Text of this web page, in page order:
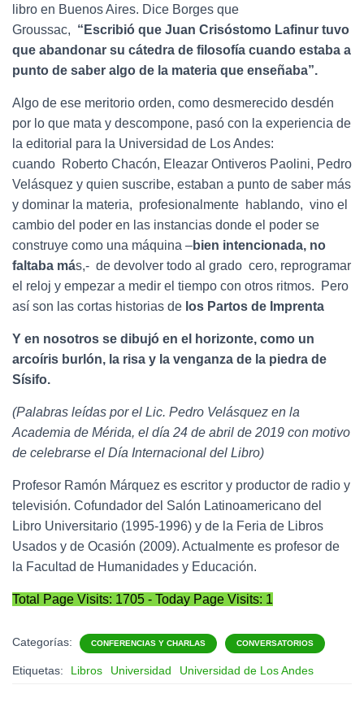
libro en Buenos Aires. Dice Borges que
Groussac, “Escribió que Juan Crisóstomo Lafinur tuvo
que abandonar su cátedra de filosofía cuando estaba a
punto de saber algo de la materia que enseñaba”.
Algo de ese meritorio orden, como desmerecido desdén
por lo que mata y descompone, pasó con la experiencia de
la editorial para la Universidad de Los Andes:
cuando Roberto Chacón, Eleazar Ontiveros Paolini, Pedro
Velásquez y quien suscribe, estaban a punto de saber más
y dominar la materia, profesionalmente hablando, vino el
cambio del poder en las instancias donde el poder se
construye como una máquina –bien intencionada, no
faltaba más,- de devolver todo al grado cero, reprogramar
el reloj y empezar a medir el tiempo con otros ritmos. Pero
así son las cortas historias de los Partos de Imprenta
Y en nosotros se dibujó en el horizonte, como un
arcoíris burlón, la risa y la venganza de la piedra de
Sísifo.
(Palabras leídas por el Lic. Pedro Velásquez en la
Academia de Mérida, el día 24 de abril de 2019 con motivo
de celebrarse el Día Internacional del Libro)
Profesor Ramón Márquez es escritor y productor de radio y
televisión. Cofundador del Salón Latinoamericano del
Libro Universitario (1995-1996) y de la Feria de Libros
Usados y de Ocasión (2009). Actualmente es profesor de
la Facultad de Humanidades y Educación.
Total Page Visits: 1705 - Today Page Visits: 1
Categorías: CONFERENCIAS Y CHARLAS CONVERSATORIOS
Etiquetas: Libros Universidad Universidad de Los Andes